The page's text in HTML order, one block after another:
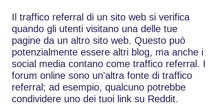
Il traffico referral di un sito web si verifica
quando gli utenti visitano una delle tue
pagine da un altro sito web. Questo può
potenzialmente essere altri blog, ma anche i
social media contano come traffico referral. I
forum online sono un'altra fonte di traffico
referral; ad esempio, qualcuno potrebbe
condividere uno dei tuoi link su Reddit.